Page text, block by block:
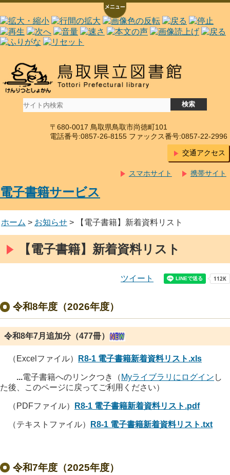
〒680-0017 鳥取県鳥取市尚徳町101
電話番号:0857-26-8155 ファックス番号:0857-22-2996
交通アクセス
携帯サイト
スマホサイト
電子書籍サービス
ホーム > お知らせ > 【電子書籍】新着資料リスト
【電子書籍】新着資料リスト
ツイート
令和8年度（2026年度）
令和8年7月追加分（477冊）
（Excelファイル） R8-1 電子書籍新着資料リスト.xls
...電子書籍へのリンクつき（ Myライブラリにログイン し
た後、このページに戻ってご利用ください）
（PDFファイル） R8-1 電子書籍新着資料リスト.pdf
（テキストファイル） R8-1 電子書籍新着資料リスト.txt
令和7年度（2025年度）